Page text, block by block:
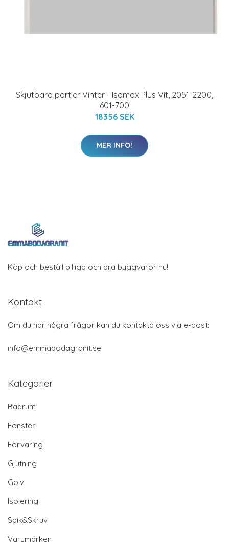
Skjutbara partier Vinter - Isomax Plus Vit, 2051-2200,
601-700
18356 SEK
MER INFO!
Köp och beställ billiga och bra byggvaror nu!
Kontakt
Om du har några frågor kan du kontakta oss via e-post:
info@emmabodagranit.se
Kategorier
Badrum
Fönster
Förvaring
Gjutning
Golv
Isolering
Spik&Skruv
Varumärken